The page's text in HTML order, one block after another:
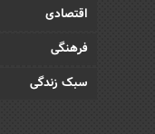
اقتصادی
فرهنگی
سبک زندگی